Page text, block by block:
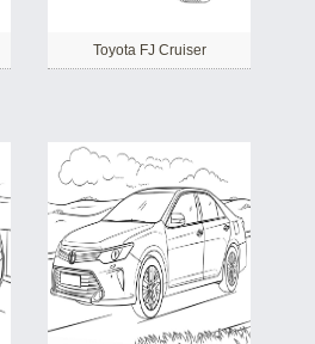
Toyota FJ Cruiser